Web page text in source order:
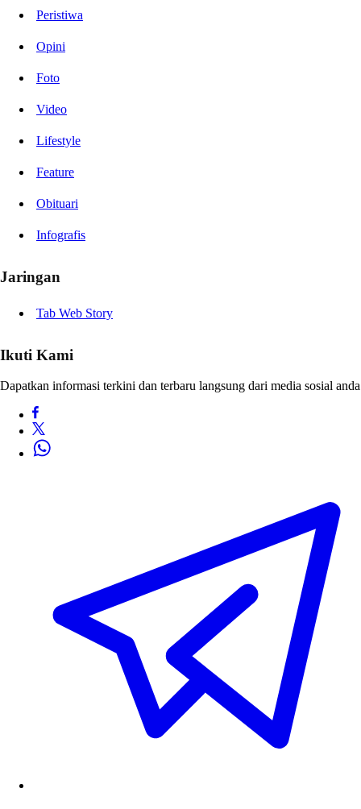
Peristiwa
Opini
Foto
Video
Lifestyle
Feature
Obituari
Infografis
Jaringan
Tab Web Story
Ikuti Kami
Dapatkan informasi terkini dan terbaru langsung dari media sosial anda